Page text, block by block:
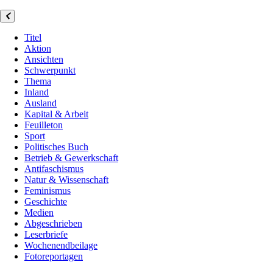
Titel
Aktion
Ansichten
Schwerpunkt
Thema
Inland
Ausland
Kapital & Arbeit
Feuilleton
Sport
Politisches Buch
Betrieb & Gewerkschaft
Antifaschismus
Natur & Wissenschaft
Feminismus
Geschichte
Medien
Abgeschrieben
Leserbriefe
Wochenendbeilage
Fotoreportagen